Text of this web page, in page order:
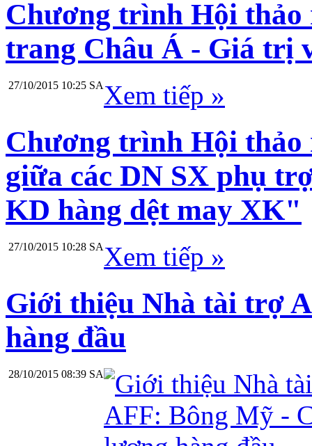
Chương trình Hội thảo
trang Châu Á - Giá trị
27/10/2015 10:25 SAXem tiếp »
Chương trình Hội thảo
giữa các DN SX phụ
KD hàng dệt may XK"
27/10/2015 10:28 SAXem tiếp »
Giới thiệu Nhà tài trợ
hàng đầu
28/10/2015 08:39 SA